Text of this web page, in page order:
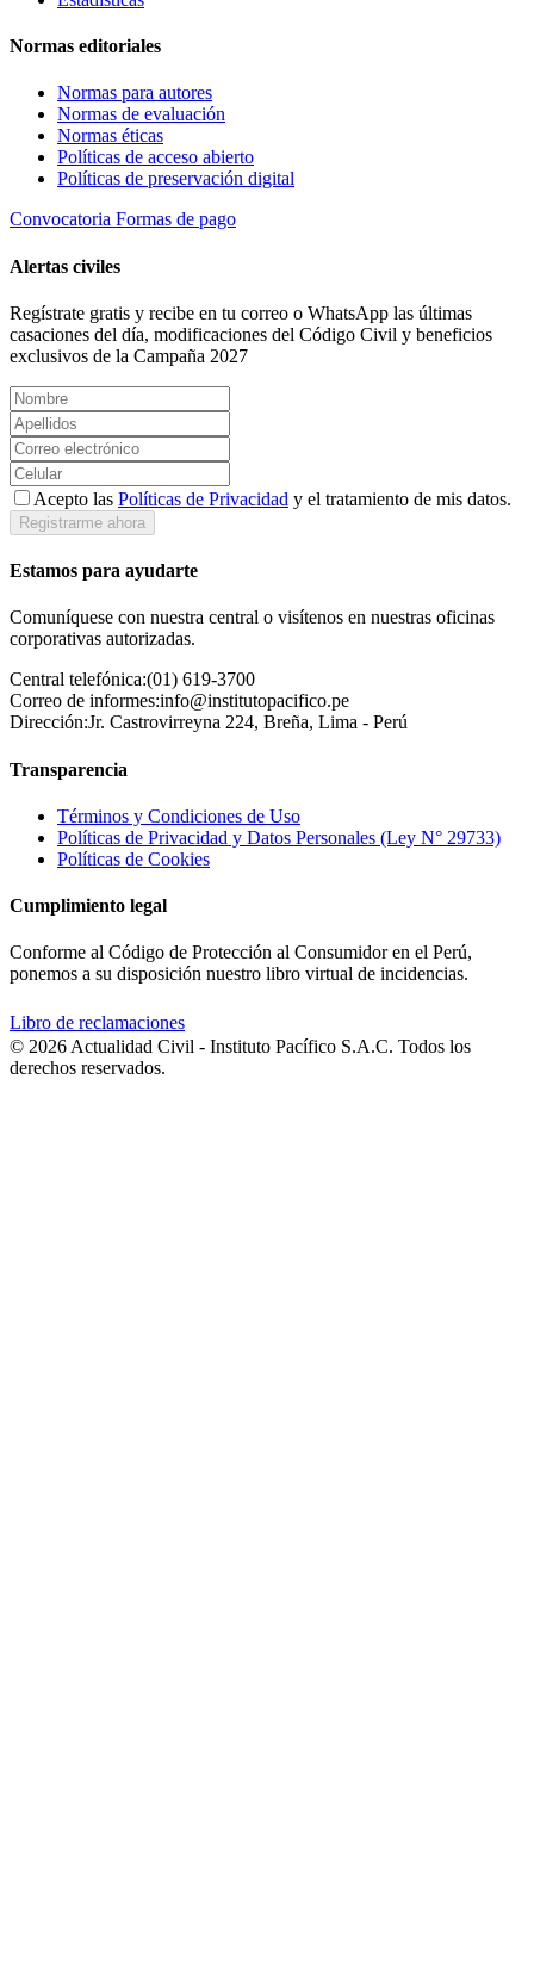
Normas editoriales
Normas para autores
Normas de evaluación
Normas éticas
Políticas de acceso abierto
Políticas de preservación digital
Convocatoria Formas de pago
Alertas civiles
Regístrate gratis y recibe en tu correo o WhatsApp las últimas
casaciones del día, modificaciones del Código Civil y beneficios
exclusivos de la Campaña 2027
Acepto las Políticas de Privacidad y el tratamiento de mis datos.
Registrarme ahora
Estamos para ayudarte
Comuníquese con nuestra central o visítenos en nuestras oficinas
corporativas autorizadas.
Central telefónica:(01) 619-3700
Correo de informes:info@institutopacifico.pe
Dirección:Jr. Castrovirreyna 224, Breña, Lima - Perú
Transparencia
Términos y Condiciones de Uso
Políticas de Privacidad y Datos Personales (Ley N° 29733)
Políticas de Cookies
Cumplimiento legal
Conforme al Código de Protección al Consumidor en el Perú,
ponemos a su disposición nuestro libro virtual de incidencias.
Libro de reclamaciones
© 2026 Actualidad Civil - Instituto Pacífico S.A.C. Todos los
derechos reservados.